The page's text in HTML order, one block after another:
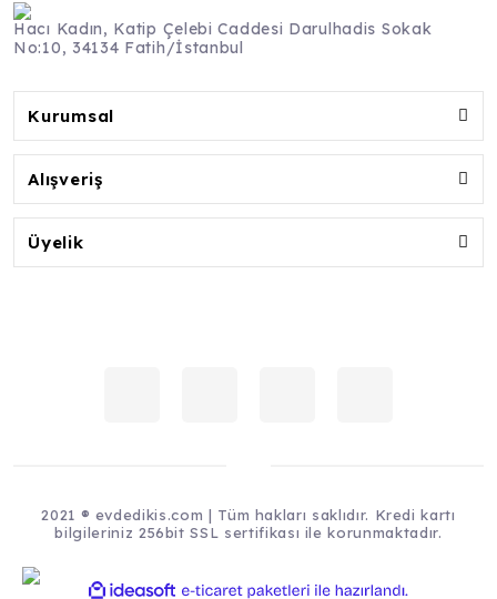
Hacı Kadın, Katip Çelebi Caddesi Darulhadis Sokak
No:10, 34134 Fatih/İstanbul
Kurumsal
Alışveriş
Üyelik
2021 ® evdedikis.com | Tüm hakları saklıdır. Kredi kartı
bilgileriniz 256bit SSL sertifikası ile korunmaktadır.
ideasoft e-